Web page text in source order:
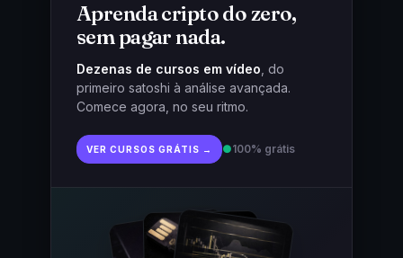
Aprenda cripto do zero,
sem pagar nada.
Dezenas de cursos em vídeo , do
primeiro satoshi à análise avançada.
Comece agora, no seu ritmo.
VER CURSOS GRÁTIS → ●100% grátis